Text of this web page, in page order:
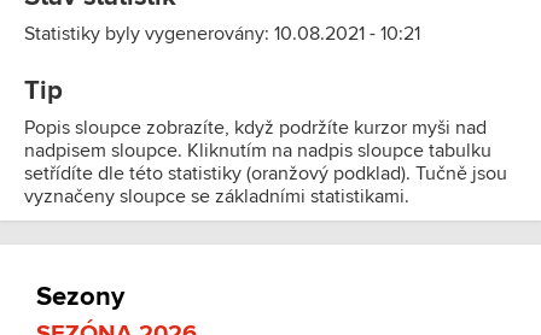
Statistiky byly vygenerovány: 10.08.2021 - 10:21
Tip
Popis sloupce zobrazíte, když podržíte kurzor myši nad
nadpisem sloupce. Kliknutím na nadpis sloupce tabulku
setřídíte dle této statistiky (oranžový podklad). Tučně jsou
vyznačeny sloupce se základními statistikami.
Sezony